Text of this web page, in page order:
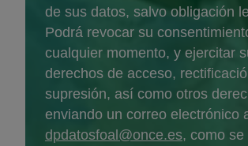
de sus datos, salvo obligación
Podrá revocar su
cualquier momento, y ejercitar
derechos de acceso,
supresión, así como otros
enviando un correo electrónico
dpdatosfoal@once.es, como se